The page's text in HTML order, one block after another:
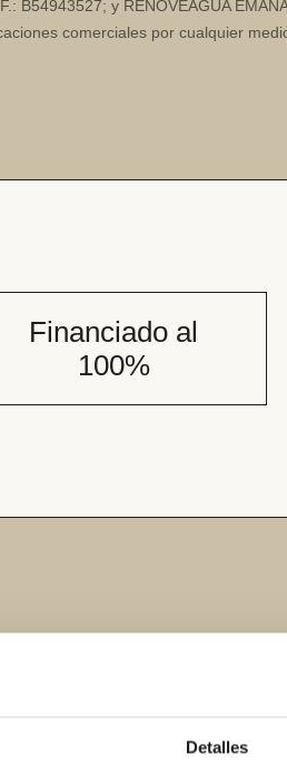
Detalles
B54943527; y RENOVEAGUA
comerciales por cualquier
Financiado al
100%